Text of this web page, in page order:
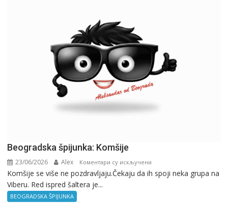
Beogradska špijunka: Komšije
23/06/2026 Alex Коментари су искључени
Beogradska
Komšije se više ne pozdravljaju.Čekaju da ih spoji neka grupa na
Viberu. Red ispred šaltera je...
BEOGRADSKA ŠPIJUNKA